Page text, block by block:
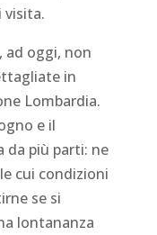
visita.
ad oggi, non
in
Lombardia.
e il
da più parti: ne
cui condizioni
se si
lontananza